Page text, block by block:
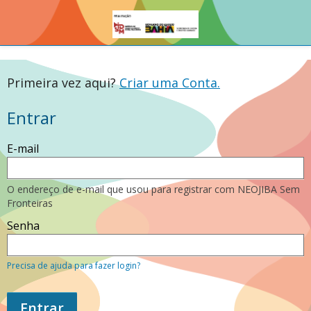
Primeira vez aqui? Criar uma Conta.
Entrar
Entre
usando
seu
endereço
de
e-
mail
ou
Se
você
ainda
não
tem
E-mail
O endereço de e-mail que usou para registrar com NEOJIBA Sem
Fronteiras
Senha
Precisa de ajuda para fazer login?